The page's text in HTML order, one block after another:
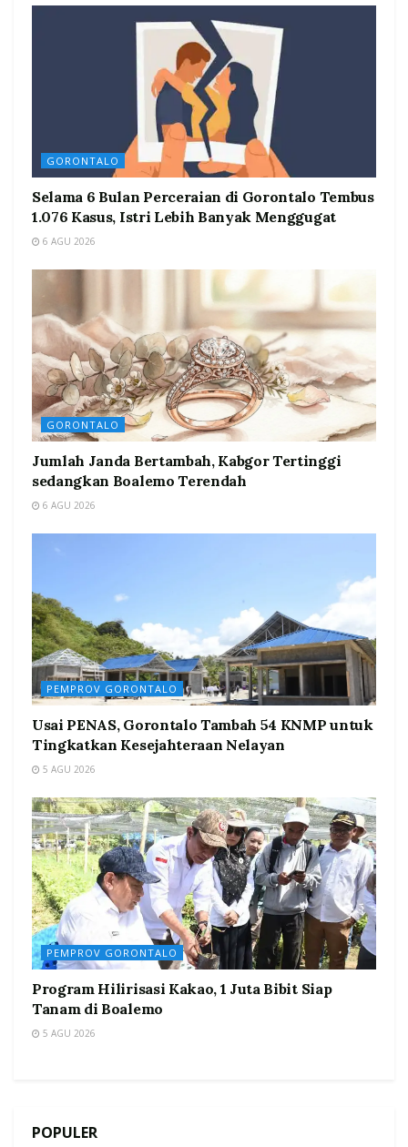
GORONTALO
Selama 6 Bulan Perceraian di Gorontalo Tembus
1.076 Kasus, Istri Lebih Banyak Menggugat
6 AGU 2026
GORONTALO
Jumlah Janda Bertambah, Kabgor Tertinggi
sedangkan Boalemo Terendah
6 AGU 2026
PEMPROV GORONTALO
Usai PENAS, Gorontalo Tambah 54 KNMP untuk
Tingkatkan Kesejahteraan Nelayan
5 AGU 2026
PEMPROV GORONTALO
Program Hilirisasi Kakao, 1 Juta Bibit Siap
Tanam di Boalemo
5 AGU 2026
POPULER